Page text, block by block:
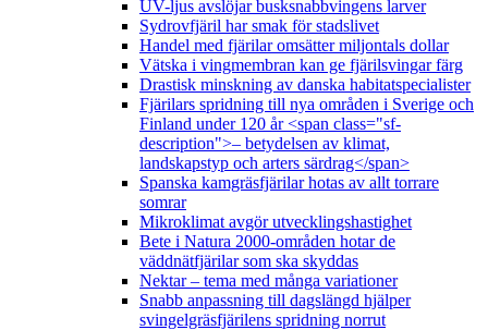
UV-ljus avslöjar busksnabbvingens larver
Sydrovfjäril har smak för stadslivet
Handel med fjärilar omsätter miljontals dollar
Vätska i vingmembran kan ge fjärilsvingar färg
Drastisk minskning av danska habitatspecialister
Fjärilars spridning till nya områden i Sverige och
Finland under 120 år <span class="sf-
description">– betydelsen av klimat,
landskapstyp och arters särdrag</span>
Spanska kamgräsfjärilar hotas av allt torrare
somrar
Mikroklimat avgör utvecklingshastighet
Bete i Natura 2000-områden hotar de
väddnätfjärilar som ska skyddas
Nektar – tema med många variationer
Snabb anpassning till dagslängd hjälper
svingelgräsfjärilens spridning norrut